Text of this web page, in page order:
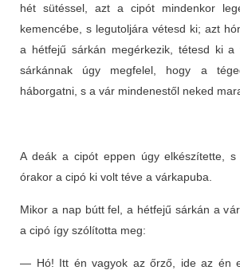
hét sütéssel, azt a cipót mindenkor
kemencébe, s legutoljára vétesd ki; azt
a hétfejű sárkán megérkezik, tétesd ki
sárkánnak úgy megfelel, hogy a
háborgatni, s a vár mindenestől neked
A deák a cipót eppen úgy elkészítette,
órakor a cipó ki volt téve a várkapuba.
Mikor a nap bútt fel, a hétfejű sárkán a
a cipó így szólította meg:
— Hó! Itt én vagyok az őrző, ide az én